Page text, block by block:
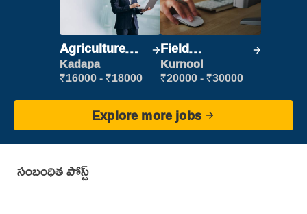
Agriculture
Labour
Kadapa
₹16000 - ₹18000
Field
Marketing
Executive
Kurnool
₹20000 - ₹30000
Explore more jobs
సంబంధిత పోస్ట్